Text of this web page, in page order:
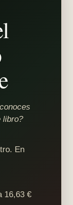
libro?
En
16,63 €